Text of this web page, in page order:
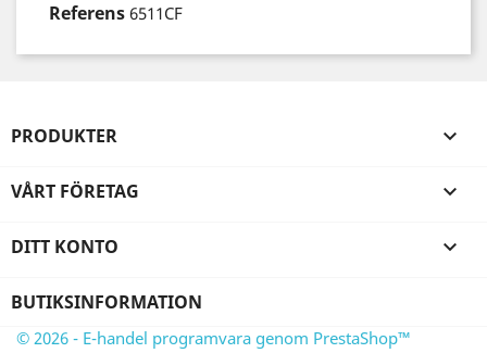
Referens 6511CF
PRODUKTER 
VÅRT FÖRETAG 
DITT KONTO 
BUTIKSINFORMATION
© 2026 - E-handel programvara genom PrestaShop™